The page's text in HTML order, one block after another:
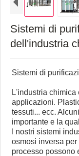
Sistemi di
dell'industria
Sistemi di
L'industria
applicazioni.
tessuti... ecc.
importante e la
I nostri sistemi
osmosi inversa
processo possono